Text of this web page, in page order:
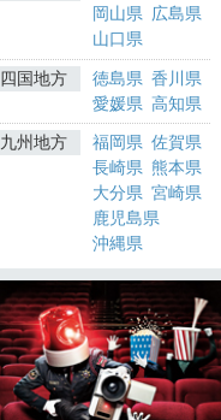
岡山県 広島県
山口県
四国地方 徳島県 香川県
愛媛県 高知県
九州地方 福岡県 佐賀県
長崎県 熊本県
大分県 宮崎県
鹿児島県
沖縄県